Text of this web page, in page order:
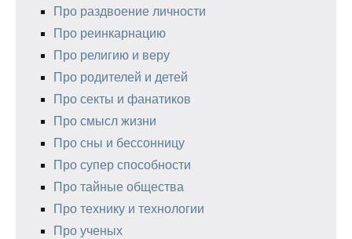
Про раздвоение личности
Про реинкарнацию
Про религию и веру
Про родителей и детей
Про секты и фанатиков
Про смысл жизни
Про сны и бессонницу
Про супер способности
Про тайные общества
Про технику и технологии
Про ученых